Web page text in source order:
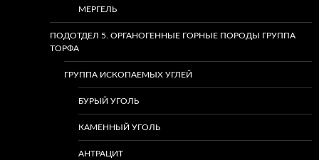
МЕРГЕЛЬ
ПОДОТДЕЛ 5. ОРГАНОГЕННЫЕ ГОРНЫЕ ПОРОДЫ ГРУППА
ТОРФА
ГРУППА ИСКОПАЕМЫХ УГЛЕЙ
БУРЫЙ УГОЛЬ
КАМЕННЫЙ УГОЛЬ
АНТРАЦИТ